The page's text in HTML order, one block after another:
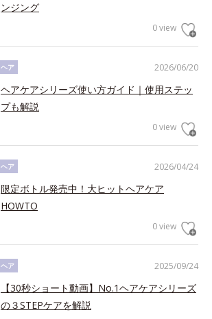
ンジング
0 view
2026/06/20
ヘア
ヘアケアシリーズ使い方ガイド｜使用ステッ
プも解説
0 view
2026/04/24
ヘア
限定ボトル発売中！大ヒットヘアケア
HOWTO
0 view
2025/09/24
ヘア
【30秒ショート動画】No.1ヘアケアシリーズ
の３STEPケアを解説